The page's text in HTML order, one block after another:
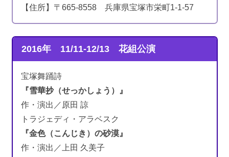
【住所】〒665-8558 兵庫県宝塚市栄町1-1-57
2016年 11/11-12/13花組公演
宝塚舞踊詩
『雪華抄（せっかしょう）』
作・演出／原田 諒
トラジェディ・アラベスク
『金色（こんじき）の砂漠』
作・演出／上田 久美子